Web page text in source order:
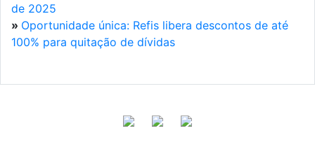
de 2025
» Oportunidade única: Refis libera descontos de até
100% para quitação de dívidas